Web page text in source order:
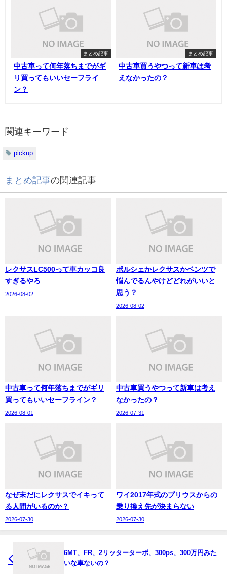
まとめ記事
中古車って何年落ちまでがギ
リ買ってもいいセーフライ
ン？
まとめ記事
中古車買うやつって新車は考
えなかったの？
関連キーワード
pickup
まとめ記事の関連記事
レクサスLC500って車カッコ良
すぎるやろ
2026-08-02
ポルシェかレクサスかベンツで
悩んでるんやけどどれがいいと
思う？
2026-08-02
中古車って何年落ちまでがギリ
買ってもいいセーフライン？
2026-08-01
中古車買うやつって新車は考え
なかったの？
2026-07-31
なぜ未だにレクサスでイキって
る人間がいるのか？
2026-07-30
ワイ2017年式のプリウスからの
乗り換え先が決まらない
2026-07-30
6MT、FR、2リッターターボ、300ps、300万円みた
いな車ないの？